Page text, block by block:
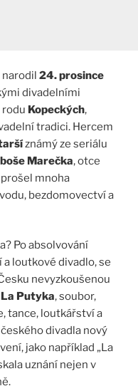
narodil 24. prosince
divadelními
rodu Kopeckých,
tradici. Hercem
známý ze seriálu
Marečka, otce
mnoha
bezdomovectví a
Po absolvování
loutkové divadlo, se
nevyzkoušenou
Putyka, soubor,
tance, loutkářství a
divadla nový
jako například „La
uznání nejen v